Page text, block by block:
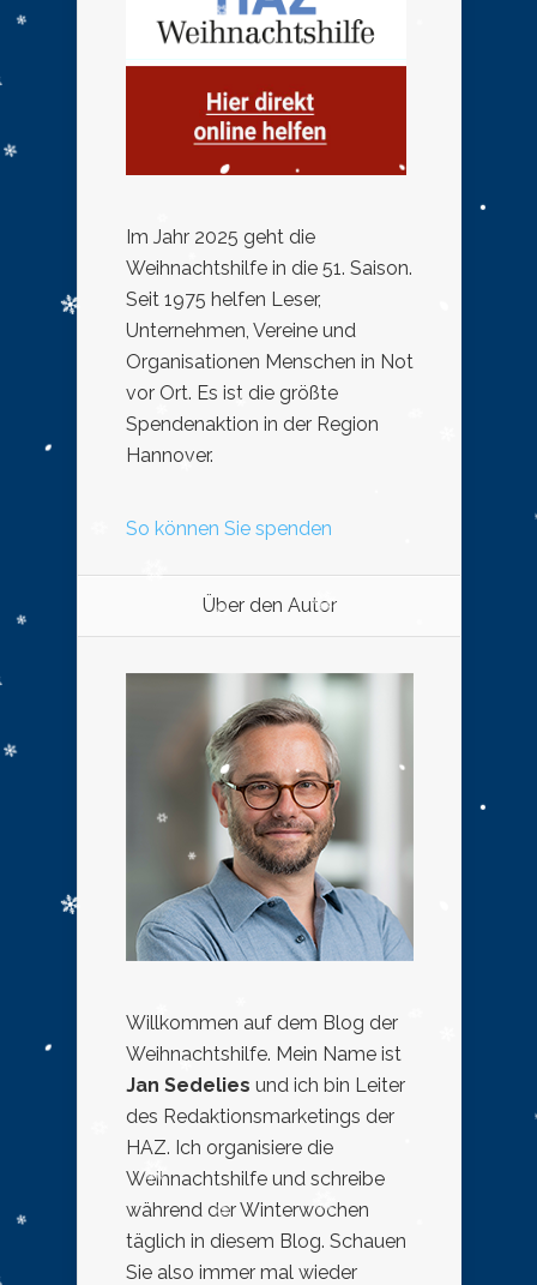
Im Jahr 2025 geht die
Weihnachtshilfe in die 51. Saison.
Seit 1975 helfen Leser,
Unternehmen, Vereine und
Organisationen Menschen in Not
vor Ort. Es ist die größte
Spendenaktion in der Region
Hannover.
So können Sie spenden
Über den Autor
Willkommen auf dem Blog der
Weihnachtshilfe. Mein Name ist
Jan Sedelies und ich bin Leiter
des Redaktionsmarketings der
HAZ. Ich organisiere die
Weihnachtshilfe und schreibe
während der Winterwochen
täglich in diesem Blog. Schauen
Sie also immer mal wieder